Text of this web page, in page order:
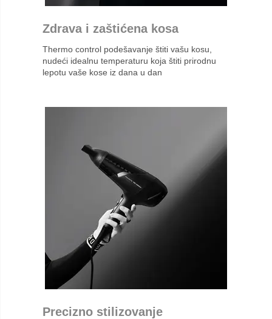
Zdrava i zaštićena kosa
Thermo control podešavanje štiti vašu kosu,
nudeći idealnu temperaturu koja štiti prirodnu
lepotu vaše kose iz dana u dan
Precizno stilizovanje